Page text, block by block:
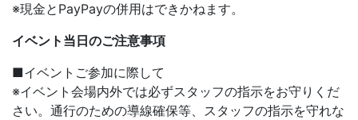
※現金とPayPayの併用はできかねます。
イベント当日のご注意事項
■イベントご参加に際して
※イベント会場内外では必ずスタッフの指示をお守りくだ
さい。通行のための導線確保等、スタッフの指示を守れな